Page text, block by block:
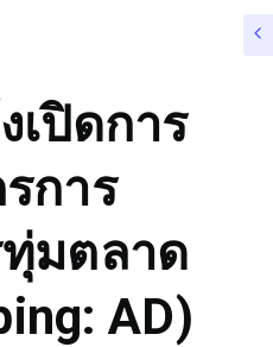
เปิดการ
การ
มตลาด
AD)